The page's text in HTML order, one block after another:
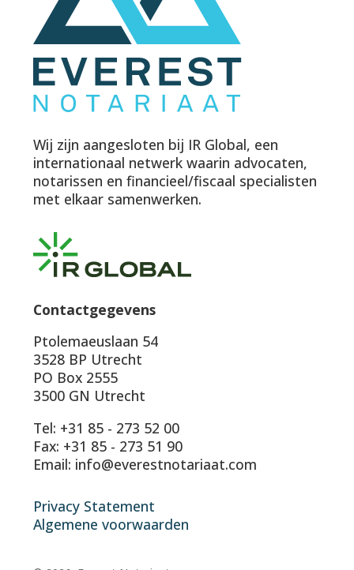
Wij zijn aangesloten bij IR Global, een
internationaal netwerk waarin advocaten,
notarissen en financieel/fiscaal specialisten
met elkaar samenwerken.
Contactgegevens
Ptolemaeuslaan 54
3528 BP Utrecht
PO Box 2555
3500 GN Utrecht
Tel: +31 85 - 273 52 00
Fax: +31 85 - 273 51 90
Email: info@everestnotariaat.com
Privacy Statement
Algemene voorwaarden